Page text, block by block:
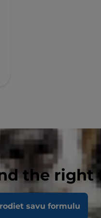
the right
savu formulu